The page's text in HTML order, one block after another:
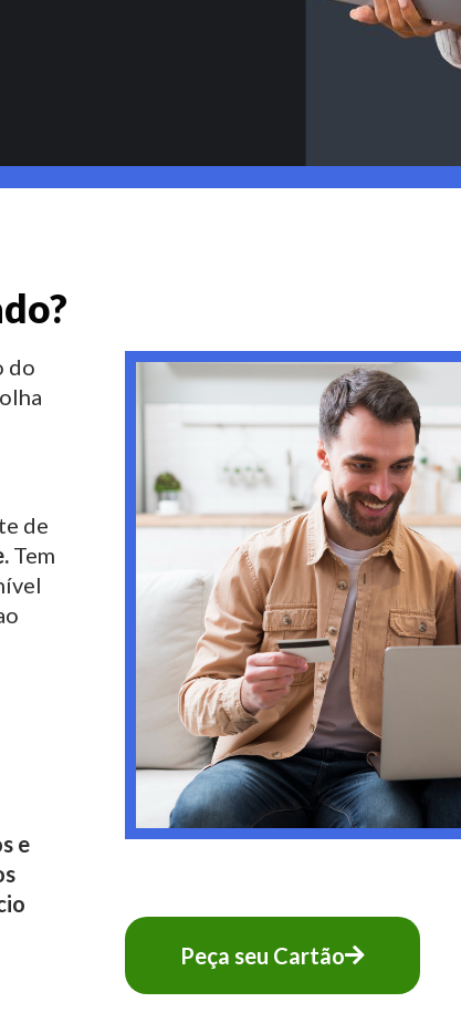
do
de
Tem
e
Peça seu Cartão